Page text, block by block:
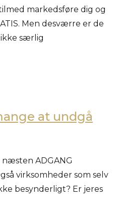
markedsføre dig og
Men desværre er de
ikke særlig
at undgå
ADGANG
virksomheder som selv
besynderligt? Er jeres